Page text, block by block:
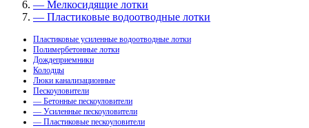
— Мелкосидящие лотки
— Пластиковые водоотводные лотки
Пластиковые усиленные водоотводные лотки
Полимербетонные лотки
Дождеприемники
Колодцы
Люки канализационные
Пескоуловители
— Бетонные пескоуловители
— Усиленные пескоуловители
— Пластиковые пескоуловители